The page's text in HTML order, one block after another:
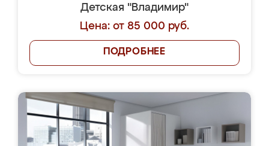
Детская "Владимир"
Цена: от 85 000 руб.
ПОДРОБНЕЕ